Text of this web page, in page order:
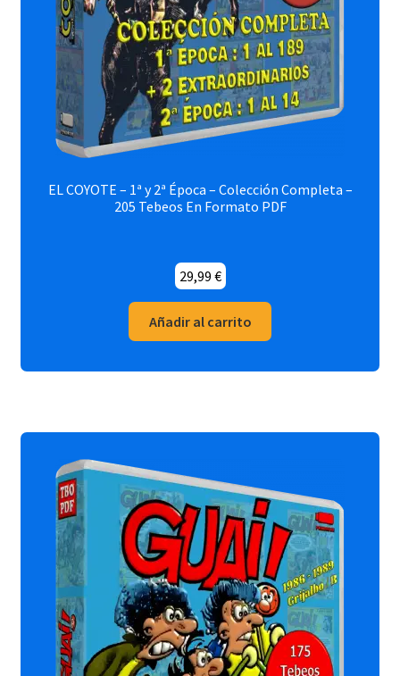
EL COYOTE – 1ª y 2ª Época – Colección Completa –
205 Tebeos En Formato PDF
29,99 €
Añadir al carrito